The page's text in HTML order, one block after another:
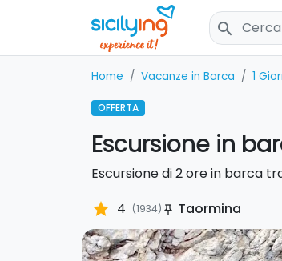
search
Home Vacanze in Barca 1
OFFERTA
Escursione in
Escursione di 2 ore in barca
star 4 (1934) push_pin Taormina